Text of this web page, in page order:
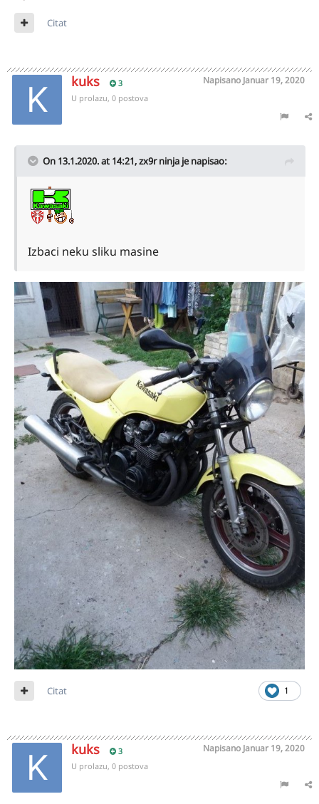
Citat
kuks 3 Napisano Januar 19, 2020
U prolazu, 0 postova
On 13.1.2020. at 14:21,zx9r ninja je napisao:
Izbaci neku sliku masine
1
Citat
kuks 3 Napisano Januar 19, 2020
U prolazu, 0 postova